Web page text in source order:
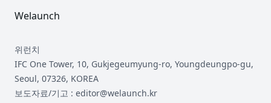
Welaunch
위런치
IFC One Tower, 10, Gukjegeumyung-ro, Youngdeungpo-gu,
Seoul, 07326, KOREA
보도자료/기고 : editor@welaunch.kr